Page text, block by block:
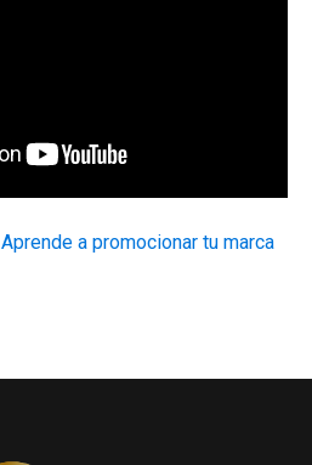
Aprende a promocionar tu marca